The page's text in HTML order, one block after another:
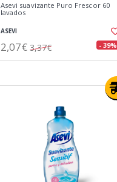
Asevi suavizante Puro Frescor 60
lavados
ASEVI
2,07€ 3,37€ - 39%